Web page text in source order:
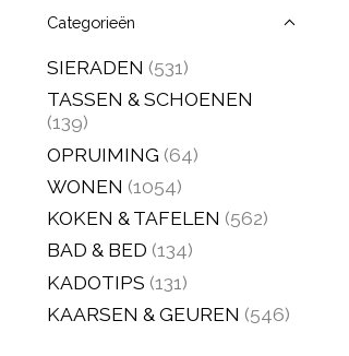
Categorieën
SIERADEN (531)
TASSEN & SCHOENEN
(139)
OPRUIMING (64)
WONEN (1054)
KOKEN & TAFELEN (562)
BAD & BED (134)
KADOTIPS (131)
KAARSEN & GEUREN (546)